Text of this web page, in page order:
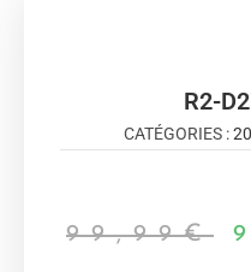
R2-
CATÉGORIES :
99,99€